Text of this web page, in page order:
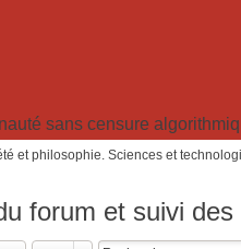
sans censure
et philosophie. Sciences et
forum et suivi des